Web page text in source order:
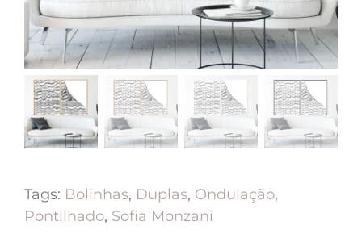
Tags: Bolinhas, Duplas, Ondulação,
Pontilhado, Sofia Monzani